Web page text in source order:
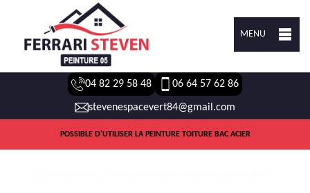
MENU
04 82 29 58 48 06 64 57 62 86
stevenespacevert84@gmail.com
POSSIBLE D'UTILISER LA PEINTURE TOITURE BAC ACIER